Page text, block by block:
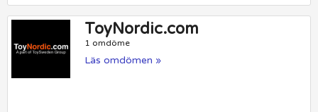
ToyNordic.com
1 omdöme
Läs omdömen »